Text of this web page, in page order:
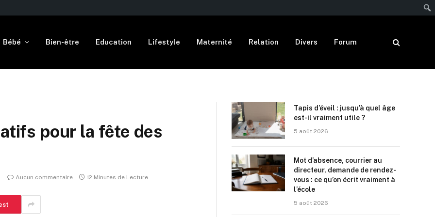
Bébé Bien-être Education Lifestyle Maternité Relation Divers Forum
pour la fête des
Aucun commentaire 12 Minutes de Lecture
Tapis d’éveil : jusqu’à quel âge
est-il vraiment utile ?
5 août 2026
Mot d’absence, courrier au
directeur, demande de rendez-
vous : ce qu’on écrit vraiment à
l’école
5 août 2026